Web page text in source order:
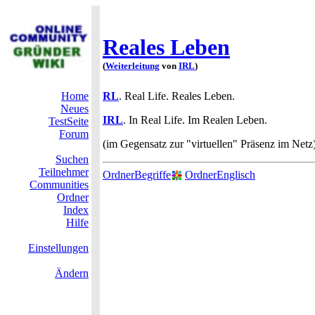
Reales Leben
(Weiterleitung von IRL)
Home
Neues
TestSeite
Forum
Suchen
Teilnehmer
Communities
Ordner
Index
Hilfe
Einstellungen
Ändern
RL. Real Life. Reales Leben.
IRL. In Real Life. Im Realen Leben.
(im Gegensatz zur "virtuellen" Präsenz im
OrdnerBegriffe OrdnerEnglisch